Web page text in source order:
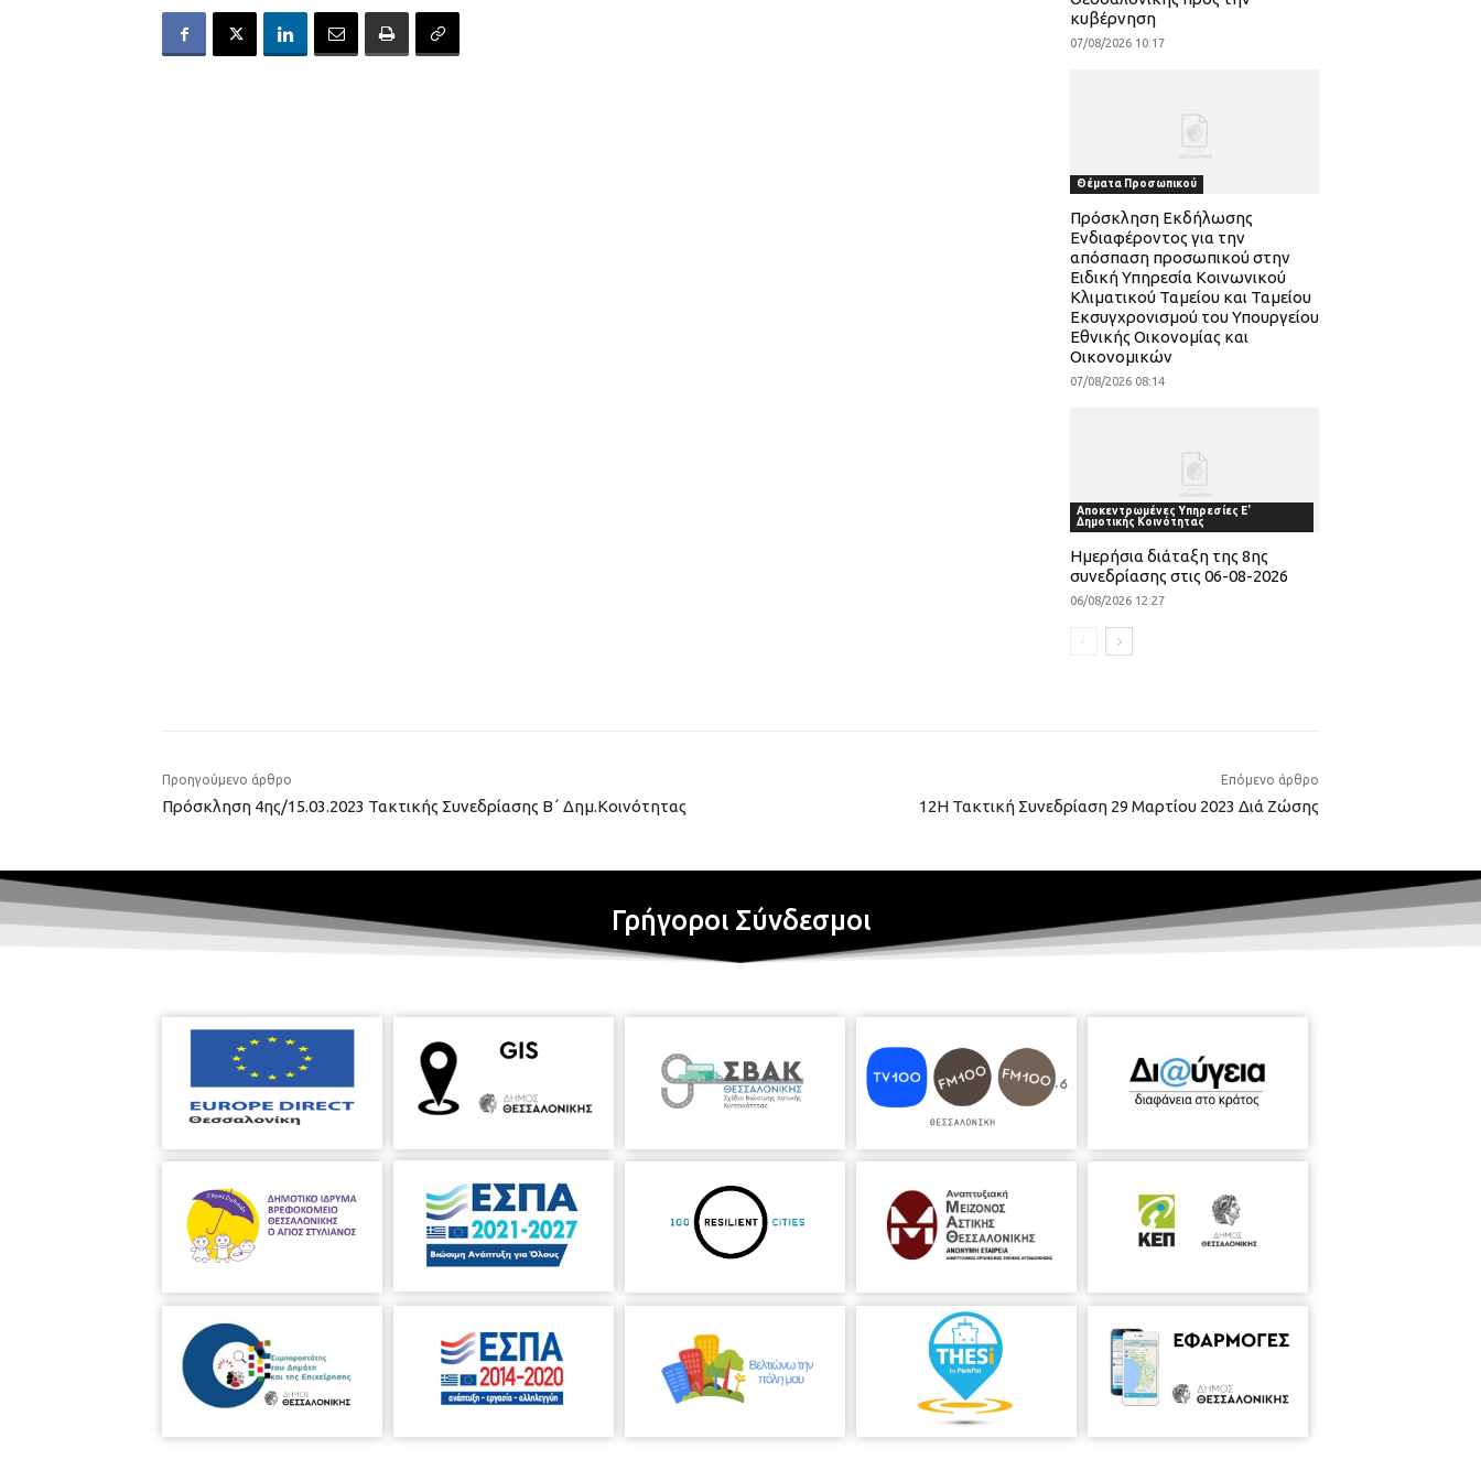
κυβέρνηση
07/08/2026 10:17
Θέματα Προσωπικού
Πρόσκληση Εκδήλωσης
Ενδιαφέροντος για την
απόσπαση προσωπικού στην
Ειδική Υπηρεσία Κοινωνικού
Κλιματικού Ταμείου και Ταμείου
Εκσυγχρονισμού του Υπουργείου
Εθνικής Οικονομίας και
Οικονομικών
07/08/2026 08:14
Αποκεντρωμένες Υπηρεσίες Ε'
Δημοτικής Κοινότητας
Ημερήσια διάταξη της 8ης
συνεδρίασης στις 06-08-2026
06/08/2026 12:27
Προηγούμενο άρθρο
Πρόσκληση 4ης/15.03.2023 Τακτικής Συνεδρίασης Β΄ Δημ.Κοινότητας
Επόμενο άρθρο
12Η Τακτική Συνεδρίαση 29 Μαρτίου 2023 Διά Ζώσης
Γρήγοροι Σύνδεσμοι